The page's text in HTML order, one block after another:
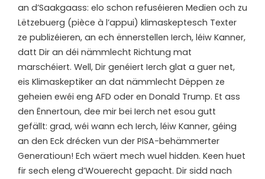
an d’Saakgaass: elo schon refuséieren Medien och zu
Lëtzebuerg (pièce à l’appui) klimaskeptesch Texter
ze publizéieren, an ech ënnerstellen Ierch, léiw Kanner,
datt Dir an déi nämmlecht Richtung mat
marschéiert. Well, Dir genéiert Ierch glat a guer net,
eis Klimaskeptiker an dat nämmlecht Dëppen ze
geheien ewéi eng AFD oder en Donald Trump. Et ass
den Ënnertoun, dee mir bei Ierch net esou gutt
gefällt: grad, wéi wann ech Ierch, léiw Kanner, géing
an den Eck drécken vun der PISA-behämmerter
Generatioun! Ech wäert mech wuel hidden. Keen huet
fir sech eleng d’Wouerecht gepacht. Dir sidd nach